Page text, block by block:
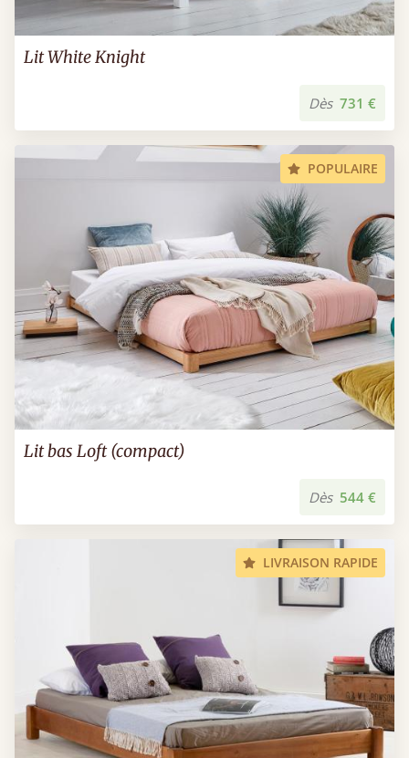
Lit White Knight
Dès 731 €
POPULAIRE
Lit bas Loft (compact)
Dès 544 €
LIVRAISON RAPIDE